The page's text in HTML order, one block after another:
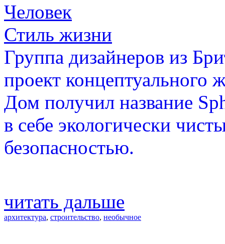
Человек
Стиль жизни
Группа дизайнеров из
проект
Дом получил название
в себе экологически
безопасностью.
читать дальше
архитектура, строительство, необычное